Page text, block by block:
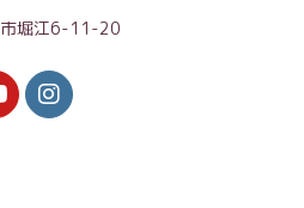
市堀江6-11-20